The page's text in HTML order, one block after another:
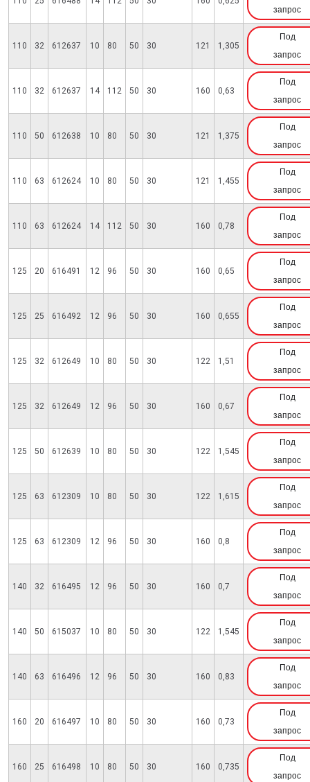
запрос
110 32 612637 10 80 50 30 121 1,305
Под
запрос
110 32 612637 14 112 50 30 160 0,63
Под
запрос
110 50 612638 10 80 50 30 121 1,375
Под
запрос
110 63 612624 10 80 50 30 121 1,455
Под
запрос
110 63 612624 14 112 50 30 160 0,78
Под
запрос
125 20 616491 12 96 50 30 160 0,65
Под
запрос
125 25 616492 12 96 50 30 160 0,655
Под
запрос
125 32 612649 10 80 50 30 122 1,51
Под
запрос
125 32 612649 12 96 50 30 160 0,67
Под
запрос
125 50 612639 10 80 50 30 122 1,545
Под
запрос
125 63 612309 10 80 50 30 122 1,615
Под
запрос
125 63 612309 12 96 50 30 160 0,8
Под
запрос
140 32 616495 12 96 50 30 160 0,7
Под
запрос
140 50 615037 10 80 50 30 122 1,545
Под
запрос
140 63 616496 12 96 50 30 160 0,83
Под
запрос
160 20 616497 10 80 50 30 160 0,73
Под
запрос
160 25 616498 10 80 50 30 160 0,735
Под
запрос